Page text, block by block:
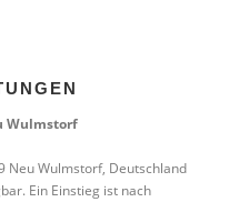
Wulmstorf
Neu Wulmstorf, Deutschland
Ein Einstieg ist nach